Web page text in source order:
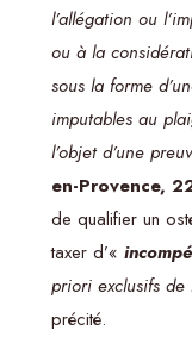
l’allégation ou
ou à la
sous la forme
imputables au
l’objet d’une
en-Provence,
de qualifier un
taxer d’«
priori exclusifs
précité.